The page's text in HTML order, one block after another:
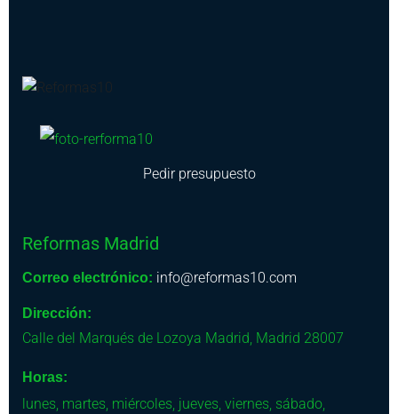
Pedir presupuesto
Reformas Madrid
Correo electrónico: info@reformas10.com
Dirección:
Calle del Marqués de Lozoya Madrid, Madrid 28007
Horas:
lunes, martes, miércoles, jueves, viernes, sábado,